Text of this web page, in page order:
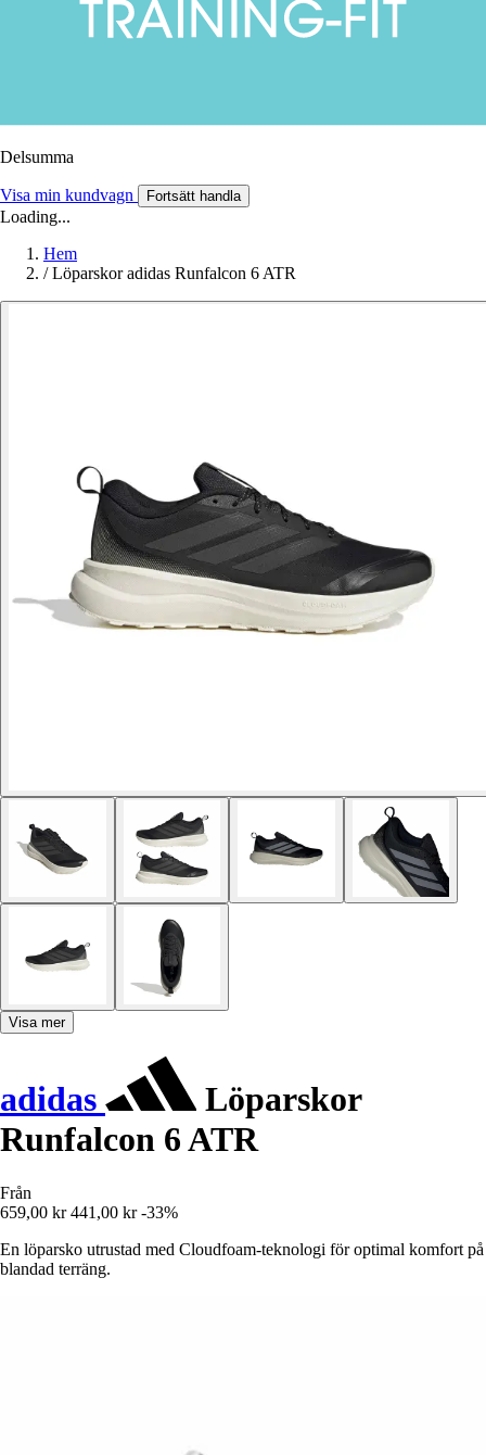
Delsumma
Visa min kundvagn Fortsätt handla
Loading...
Hem
/ Löparskor adidas Runfalcon 6 ATR
Visa mer
adidas
Löparskor
Runfalcon 6 ATR
Från
659,00 kr 441,00 kr -33%
En löparsko utrustad med Cloudfoam-teknologi för optimal komfort på
blandad terräng.